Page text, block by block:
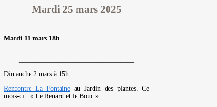
Mardi 25 mars 2025
Mardi 11 mars 18h
Dimanche 2 mars à 15h
Rencontre La Fontaine au Jardin des plantes. Ce
mois-ci : « Le Renard et le Bouc »